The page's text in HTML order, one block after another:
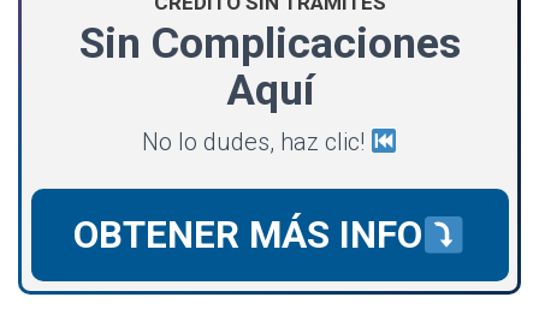
Sin Complicaciones
Aquí
No lo dudes, haz clic!
OBTENER MÁS INFO